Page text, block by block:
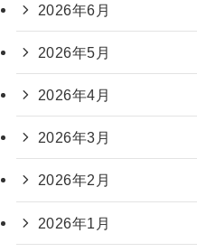
2026年6月
2026年5月
2026年4月
2026年3月
2026年2月
2026年1月